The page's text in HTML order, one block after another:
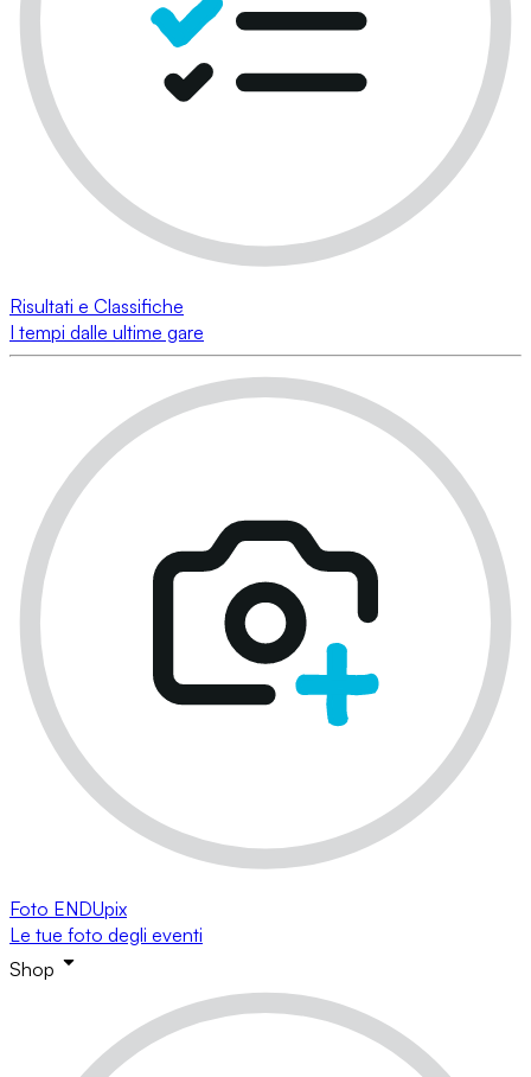
Risultati e Classifiche
I tempi dalle ultime gare
Foto ENDUpix
Le tue foto degli eventi
Shop